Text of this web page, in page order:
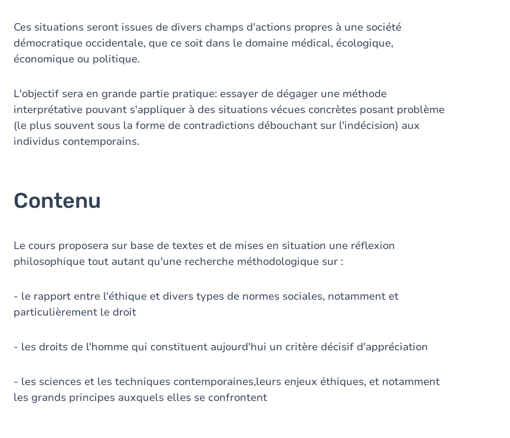
Ces situations seront issues de divers champs d'actions propres à une société
démocratique occidentale, que ce soit dans le domaine médical, écologique,
économique ou politique.
L'objectif sera en grande partie pratique: essayer de dégager une méthode
interprétative pouvant s'appliquer à des situations vécues concrètes posant problème
(le plus souvent sous la forme de contradictions débouchant sur l'indécision) aux
individus contemporains.
Contenu
Le cours proposera sur base de textes et de mises en situation une réflexion
philosophique tout autant qu'une recherche méthodologique sur :
- le rapport entre l'éthique et divers types de normes sociales, notamment et
particulièrement le droit
- les droits de l'homme qui constituent aujourd'hui un critère décisif d'appréciation
- les sciences et les techniques contemporaines,leurs enjeux éthiques, et notamment
les grands principes auxquels elles se confrontent